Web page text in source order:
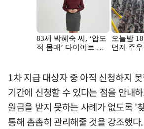
1차 지급 대상자 중 아직 신청하지
기간에 신청할 수 있다는 점을 안내
원금을 받지 못하는 사례가 없도록 '
통해 촘촘히 관리해줄 것을 강조했다.